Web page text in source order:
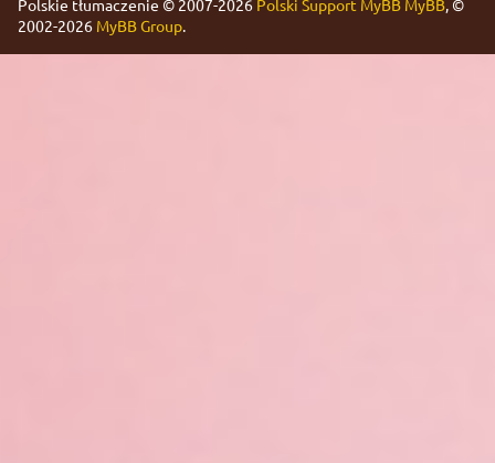
Polskie tłumaczenie © 2007-2026 Polski Support MyBB MyBB, ©
2002-2026 MyBB Group.